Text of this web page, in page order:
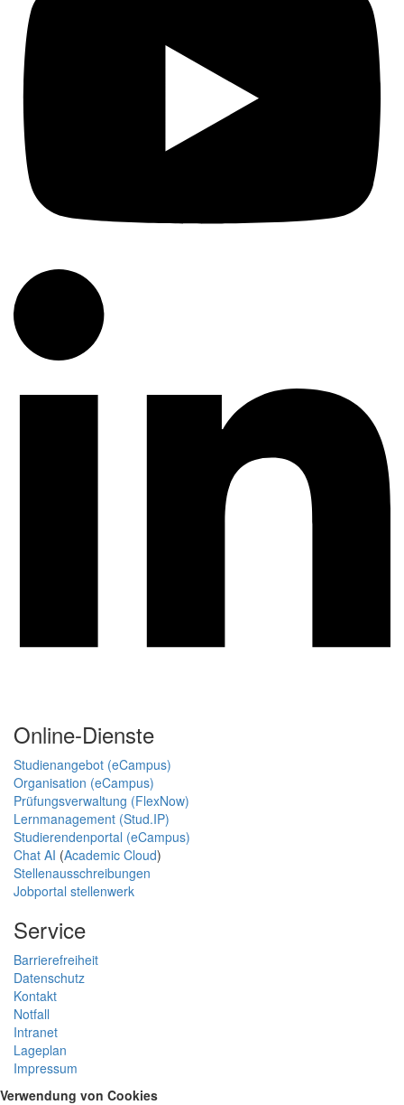
Online-Dienste
Studienangebot (eCampus)
Organisation (eCampus)
Prüfungsverwaltung (FlexNow)
Lernmanagement (Stud.IP)
Studierendenportal (eCampus)
Chat AI (Academic Cloud)
Stellenausschreibungen
Jobportal stellenwerk
Service
Barrierefreiheit
Datenschutz
Kontakt
Notfall
Intranet
Lageplan
Impressum
Verwendung von Cookies